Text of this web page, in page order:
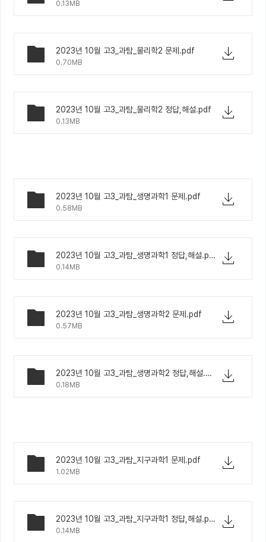
0.13MB
2023년 10월 고3_과탐_물리학2 문제.pdf
0.70MB
2023년 10월 고3_과탐_물리학2 정답,해설.pdf
0.13MB
2023년 10월 고3_과탐_생명과학1 문제.pdf
0.58MB
2023년 10월 고3_과탐_생명과학1 정답,해설.pdf
0.14MB
2023년 10월 고3_과탐_생명과학2 문제.pdf
0.57MB
2023년 10월 고3_과탐_생명과학2 정답,해설.pdf
0.18MB
2023년 10월 고3_과탐_지구과학1 문제.pdf
1.02MB
2023년 10월 고3_과탐_지구과학1 정답,해설.pdf
0.14MB